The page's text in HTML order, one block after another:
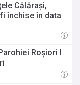
Călărași,
închise în data
Roșiori I